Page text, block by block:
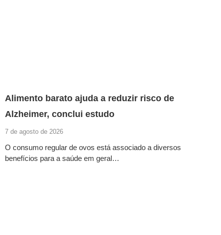
Alimento barato ajuda a reduzir risco de
Alzheimer, conclui estudo
7 de agosto de 2026
O consumo regular de ovos está associado a diversos
benefícios para a saúde em geral…